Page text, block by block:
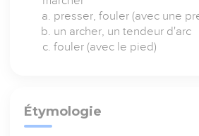
presser, fouler (avec une
un archer, un tendeur d'arc
fouler (avec le pied)
Étymologie